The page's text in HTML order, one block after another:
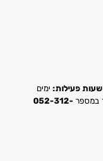
שעות פעילות: ימים
052-312-